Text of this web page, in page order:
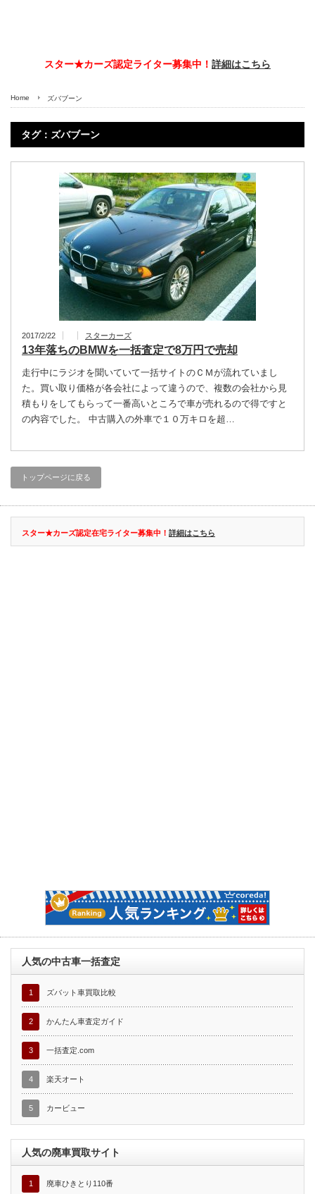
スター★カーズ認定ライター募集中！ 詳細はこちら
Home ズバブーン
タグ：ズバブーン
2017/2/22 スターカーズ
13年落ちのBMWを一括査定で8万円で売却
走行中にラジオを聞いていて一括サイトのＣＭが流れていまし
た。買い取り価格が各会社によって違うので、複数の会社から見
積もりをしてもらって一番高いところで車が売れるので得ですと
の内容でした。 中古購入の外車で１０万キロを超…
トップページに戻る
スター★カーズ認定在宅ライター募集中！ 詳細はこちら
人気の中古車一括査定
1 ズバット車買取比較
2 かんたん車査定ガイド
3 一括査定.com
4 楽天オート
5 カービュー
人気の廃車買取サイト
1 廃車ひきとり110番